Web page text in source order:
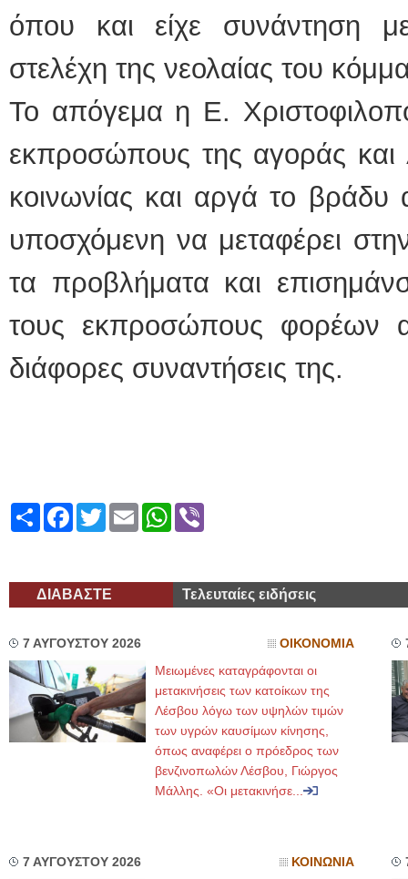
όπου και είχε συνάντηση
στελέχη της νεολαίας του
Το απόγεμα η Ε.
εκπροσώπους της αγοράς και
κοινωνίας και αργά το
υποσχόμενη να μεταφέρει
τα προβλήματα και
τους εκπροσώπους φορέων
διάφορες συναντήσεις της.
ShareFacebook
TwitterEmailWhatsApp
ΔΙΑΒΑΣΤΕ Τελευταίες ειδήσεις
7 ΑΥΓΟΥΣΤΟΥ 2026 ΟΙΚΟΝΟΜΙΑ
Μειωμένες καταγράφονται οι
μετακινήσεις των κατοίκων της
Λέσβου λόγω των υψηλών τιμών
των υγρών καυσίμων κίνησης,
όπως αναφέρει ο πρόεδρος των
βενζινοπωλών Λέσβου, Γιώργος
Μάλλης. «Οι μετακινήσε...
7 ΑΥΓΟΥΣΤΟΥ 2026 ΚΟΙΝΩΝΙΑ